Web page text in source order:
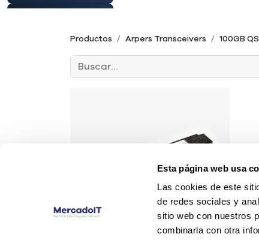
Esta página web usa
Las cookies de este
de redes sociales y
sitio web con nuestros
combinarla con otra
10GB SFP+ BiDi
10 GB SFP+
CWDM/DWDM
10 GB X2
100 GB DAC/AOC
Productos Arpers Transceivers 100GB